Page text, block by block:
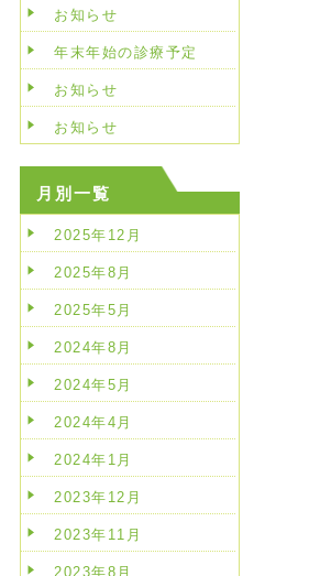
お知らせ
年末年始の診療予定
お知らせ
お知らせ
月別一覧
2025年12月
2025年8月
2025年5月
2024年8月
2024年5月
2024年4月
2024年1月
2023年12月
2023年11月
2023年8月